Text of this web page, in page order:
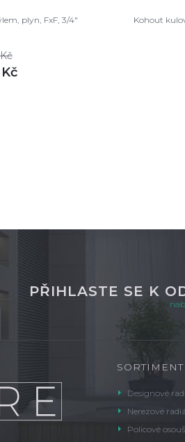
plyn, FxF, 3/4" Kohout
PŘIHLASTE SE K
SORTIMENT
Designové
Nerezové
Policové